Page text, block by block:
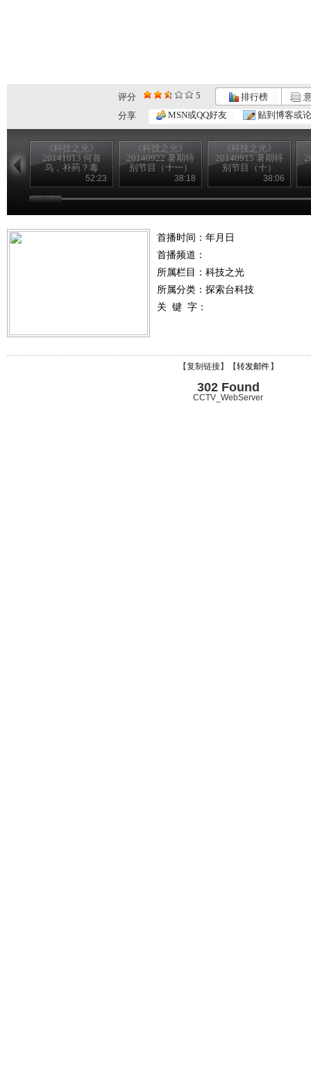
评分 5 排行榜
分享
MSN或QQ好友 贴到博客或
《科技之光》
20141013 何首
乌，补药？毒
52:23
《科技之光》
20140922 暑期特
别节目（十一）
38:18
《科技之光》
20140915 暑期特
别节目（十）
38:06
首播时间：年月日
首播频道：
所属栏目： 科技之光
所属分类：探索台科技
关 键 字：
【复制链接】【转发邮件 】
302 Found
CCTV_WebServer